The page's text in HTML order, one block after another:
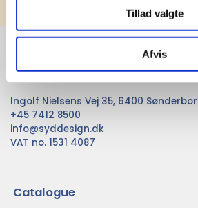
Tillad valgte
Afvis
SydDesign A/S
...
Ingolf Nielsens Vej 35, 6400
+45 7412 8500
info@syddesign.dk
VAT no. 1531 4087
Catalogue